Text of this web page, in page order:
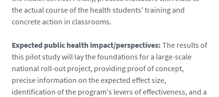
the actual course of the health students' training and
concrete action in classrooms.
Expected public health impact/perspectives: The results of
this pilot study will lay the foundations for a large-scale
national roll-out project, providing proof of concept,
precise information on the expected effect size,
identification of the program's levers of effectiveness, and a